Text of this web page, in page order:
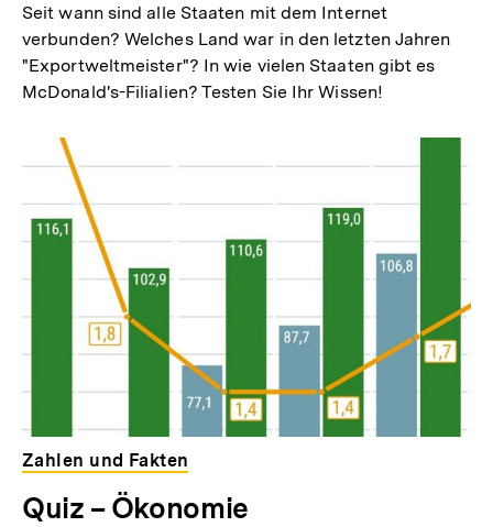
Seit wann sind alle Staaten mit dem Internet
verbunden? Welches Land war in den letzten Jahren
"Exportweltmeister"? In wie vielen Staaten gibt es
McDonald's-Filialien? Testen Sie Ihr Wissen!
Zahlen und Fakten
Quiz – Ökonomie